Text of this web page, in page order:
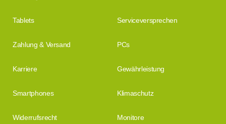
Tablets Serviceversprechen
Zahlung & Versand PCs
Karriere Gewährleistung
Smartphones Klimaschutz
Widerrufsrecht Monitore